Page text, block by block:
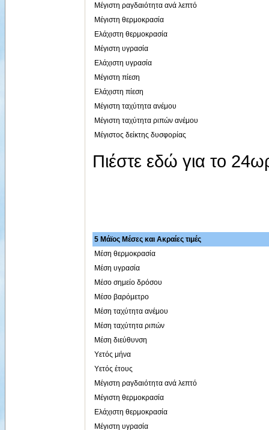
Μέγιστη ραγδαιότητα ανά λεπτό
Μέγιστη θερμοκρασία
Ελάχιστη θερμοκρασία
Μέγιστη υγρασία
Ελάχιστη υγρασία
Μέγιστη πίεση
Ελάχιστη πίεση
Μέγιστη ταχύτητα ανέμου
Μέγιστη ταχύτητα ριπών ανέμου
Μέγιστος δείκτης δυσφορίας
Πιέστε εδώ για το
5 Μάϊος Μέσες και Ακραίες τιμές
Μέση θερμοκρασία
Μέση υγρασία
Μέσο σημείο δρόσου
Μέσο βαρόμετρο
Μέση ταχύτητα ανέμου
Μέση ταχύτητα ριπών
Μέση διεύθυνση
Υετός μήνα
Υετός έτους
Μέγιστη ραγδαιότητα ανά λεπτό
Μέγιστη θερμοκρασία
Ελάχιστη θερμοκρασία
Μέγιστη υγρασία